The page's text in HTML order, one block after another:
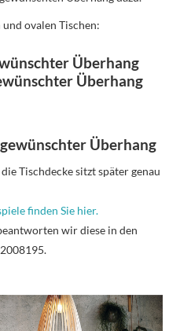
ovalen Tischen:
Überhang
Überhang
Überhang
Tischdecke sitzt später genau
finden Sie hier.
wir diese in den